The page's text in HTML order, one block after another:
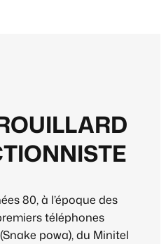
80, à l’époque des
téléphones
powa), du Minitel